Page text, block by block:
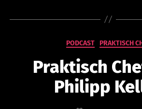
PODCAST PRAKTISCH
Praktisch
Philipp
is
or
@